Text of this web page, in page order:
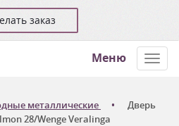
заказ
Меню
металлические
Дверь
28/Wenge Veralinga